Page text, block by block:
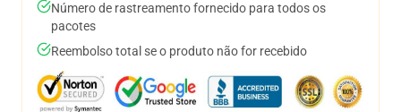
Número de rastreamento fornecido para todos os
pacotes
Reembolso total se o produto não for recebido